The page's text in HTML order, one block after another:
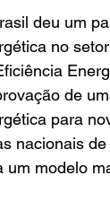
deu um
no
de
para
nacionais
um modelo